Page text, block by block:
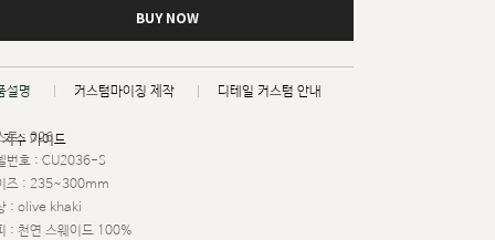
BUY NOW
설명 커스텀마이징 제작 디테일 커스텀 안내
치수 가이드
트 : 026
번호 : CU2036-S
즈 : 235~300mm
: olive khaki
: 천연 스웨이드 100%